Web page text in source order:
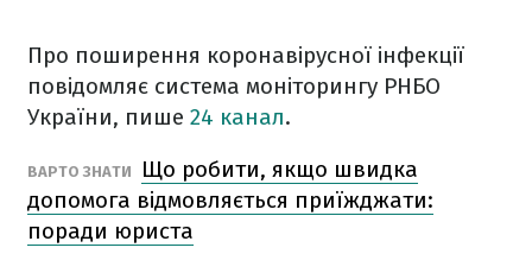
Про поширення коронавірусної інфекції
повідомляє система моніторингу РНБО
України, пише 24 канал.
ВАРТО ЗНАТИ
Що робити, якщо швидка
допомога відмовляється приїжджати:
поради юриста